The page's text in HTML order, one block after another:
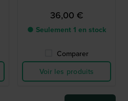
36,00 €
● Seulement 1 en stock
Comparer
Voir les produits